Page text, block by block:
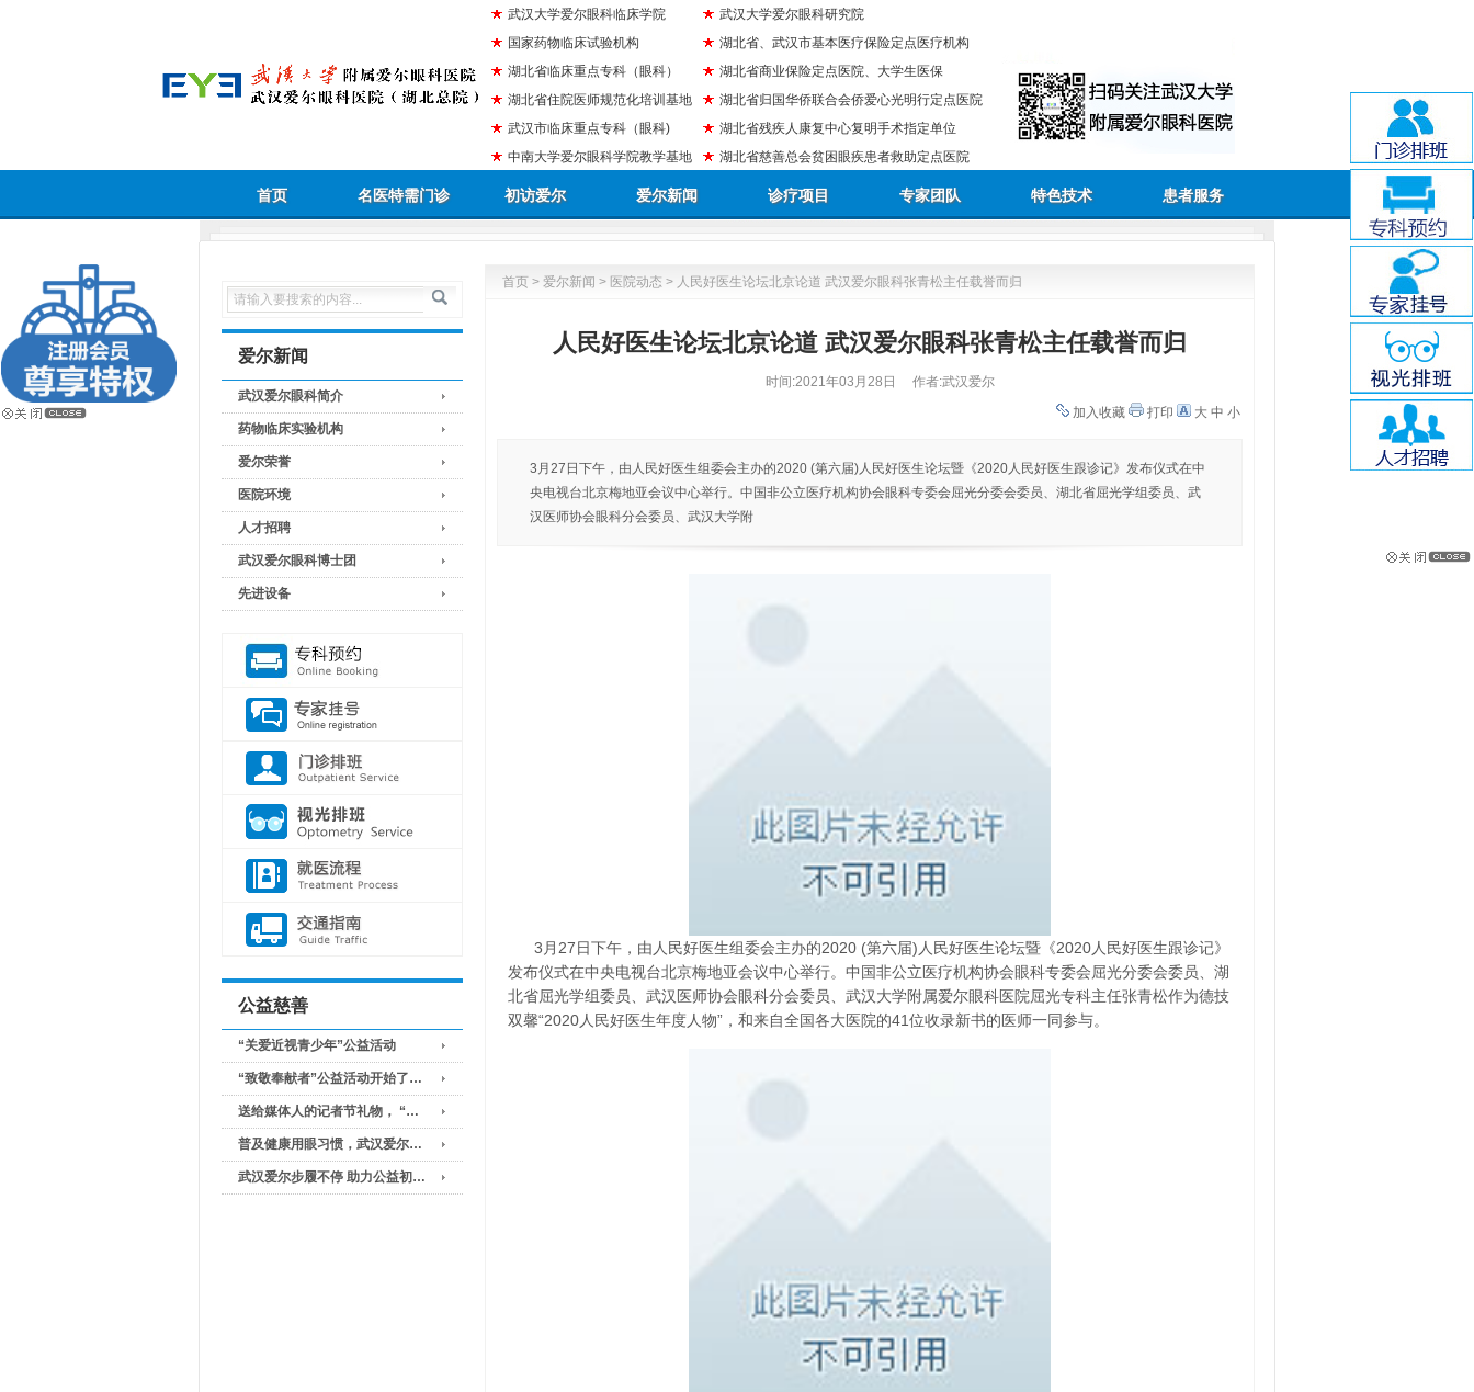
武汉大学爱尔眼科临床学院
国家药物临床试验机构
湖北省临床重点专科（眼科）
湖北省住院医师规范化培训基地
武汉市临床重点专科（眼科)
中南大学爱尔眼科学院教学基地
武汉大学爱尔眼科研究院
湖北省、武汉市基本医疗保险定点医疗机构
湖北省商业保险定点医院、大学生医保
湖北省归国华侨联合会侨爱心光明行定点医院
湖北省残疾人康复中心复明手术指定单位
湖北省慈善总会贫困眼疾患者救助定点医院
首页 名医特需门诊 初访爱尔 爱尔新闻 诊疗项目 专家团队 特色技术 患者服务
爱尔新闻
武汉爱尔眼科简介
药物临床实验机构
爱尔荣誉
医院环境
人才招聘
武汉爱尔眼科博士团
先进设备
公益慈善
“关爱近视青少年”公益活动
“致敬奉献者”公益活动开始了…
送给媒体人的记者节礼物， “…
普及健康用眼习惯，武汉爱尔…
武汉爱尔步履不停 助力公益初…
首页 > 爱尔新闻 > 医院动态 > 人民好医生论坛北京论道 武汉爱尔眼科张青松主任载誉而归
人民好医生论坛北京论道 武汉爱尔眼科张青松主任载誉而归
时间:2021年03月28日
作者:武汉爱尔
加入收藏
打印 大 中 小
3月27日下午，由人民好医生组委会主办的2020 (第六届)人民好医生论坛暨《2020人民好医生跟诊记》发布仪式在中
央电视台北京梅地亚会议中心举行。中国非公立医疗机构协会眼科专委会屈光分委会委员、湖北省屈光学组委员、武
汉医师协会眼科分会委员、武汉大学附
3月27日下午，由人民好医生组委会主办的2020 (第六届)人民好医生论坛暨《2020人民好医生跟诊记》
发布仪式在中央电视台北京梅地亚会议中心举行。中国非公立医疗机构协会眼科专委会屈光分委会委员、湖
北省屈光学组委员、武汉医师协会眼科分会委员、武汉大学附属爱尔眼科医院屈光专科主任张青松作为德技
双馨“2020人民好医生年度人物”，和来自全国各大医院的41位收录新书的医师一同参与。